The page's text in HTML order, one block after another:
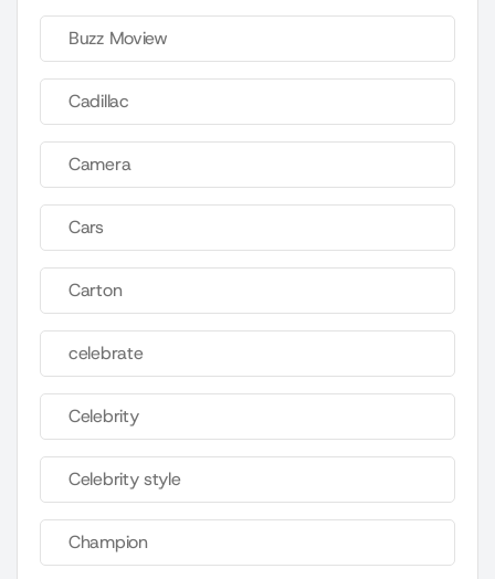
Buzz Moview
Cadillac
Camera
Cars
Carton
celebrate
Celebrity
Celebrity style
Champion